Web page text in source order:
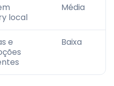
local
Média
e
Baixa